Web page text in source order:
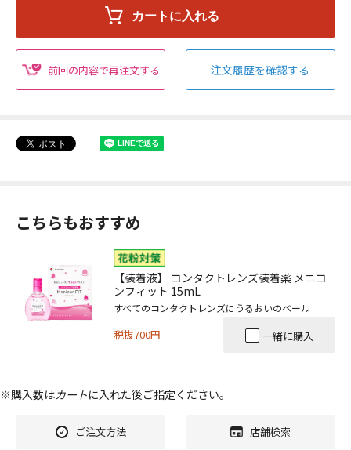
前回の内容で再注文する 注文履歴を確認する
こちらもおすすめ
【装着液】 コンタクトレンズ装着薬 メニコ
ンフィット 15mL
すべてのコンタクトレンズにうるおいのベール
税抜700円 一緒に購入
※購入数はカートに入れた後ご指定ください。
ご注文方法 店舗検索